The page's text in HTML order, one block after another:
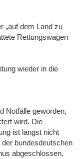
„auf dem Land zu
Rettungswagen
wieder in die
Notfälle geworden,
wird. Die
ist längst nicht
bundesdeutschen
abgeschlossen,